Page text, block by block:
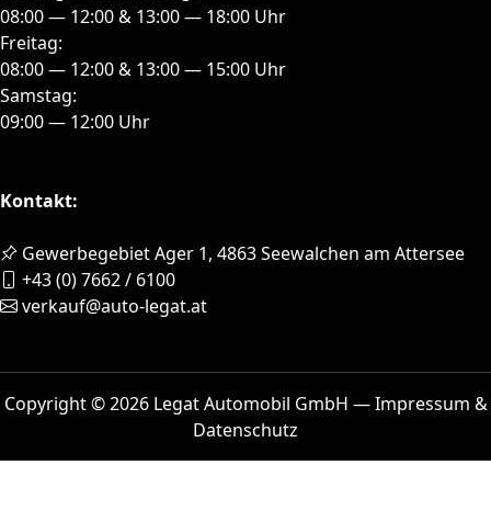
08:00 — 12:00 & 13:00 — 18:00 Uhr
Freitag:
08:00 — 12:00 & 13:00 — 15:00 Uhr
Samstag:
09:00 — 12:00 Uhr
Kontakt:
Gewerbegebiet Ager 1, 4863 Seewalchen am Attersee
+43 (0) 7662 / 6100
verkauf@auto-legat.at
Copyright © 2026 Legat Automobil GmbH —Impressum &
Datenschutz